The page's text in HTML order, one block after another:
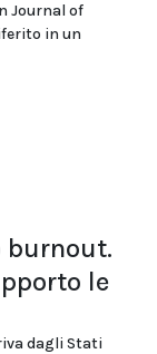
Journal of
in un
burnout.
le
dagli Stati